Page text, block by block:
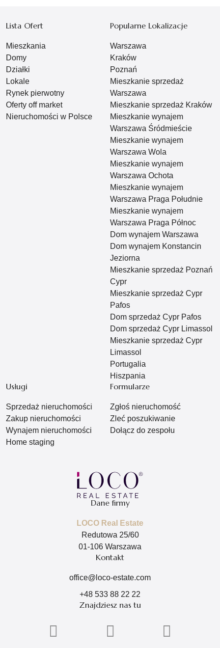
Lista Ofert
Mieszkania
Domy
Działki
Lokale
Rynek pierwotny
Oferty off market
Nieruchomości w Polsce
Popularne Lokalizacje
Warszawa
Kraków
Poznań
Mieszkanie sprzedaż
Warszawa
Mieszkanie sprzedaż Kraków
Mieszkanie wynajem
Warszawa Śródmieście
Mieszkanie wynajem
Warszawa Wola
Mieszkanie wynajem
Warszawa Ochota
Mieszkanie wynajem
Warszawa Praga Południe
Mieszkanie wynajem
Warszawa Praga Północ
Dom wynajem Warszawa
Dom wynajem Konstancin
Jeziorna
Mieszkanie sprzedaż Poznań
Cypr
Mieszkanie sprzedaż Cypr
Pafos
Dom sprzedaż Cypr Pafos
Dom sprzedaż Cypr Limassol
Mieszkanie sprzedaż Cypr
Limassol
Portugalia
Hiszpania
Usługi
Sprzedaż nieruchomości
Zakup nieruchomości
Wynajem nieruchomości
Home staging
Formularze
Zgłoś nieruchomość
Zleć poszukiwanie
Dołącz do zespołu
Dane firmy
LOCO Real Estate
Redutowa 25/60
01-106 Warszawa
Kontakt
office@loco-estate.com
+48 533 88 22 22
Znajdziesz nas tu